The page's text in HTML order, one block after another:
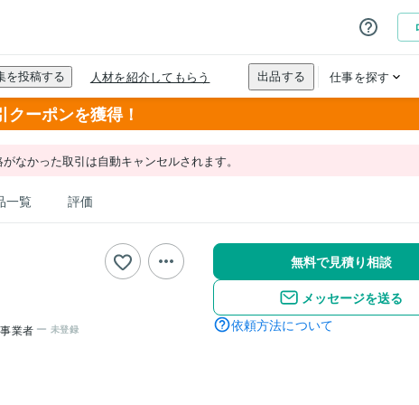
ーポンを獲得！
なかった取引は自動キャンセルされます。
一覧 評価
業者 未登録
無料で見積り相談
メッセージを送る
依頼方法について